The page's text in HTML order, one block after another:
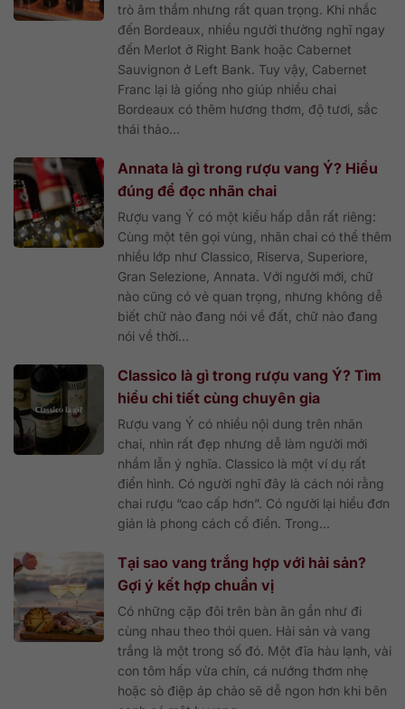
trò âm thầm nhưng rất quan trọng. Khi nhắc
đến Bordeaux, nhiều người thường nghĩ ngay
đến Merlot ở Right Bank hoặc Cabernet
Sauvignon ở Left Bank. Tuy vậy, Cabernet
Franc lại là giống nho giúp nhiều chai
Bordeaux có thêm hương thơm, độ tươi, sắc
thái thảo...
Annata là gì trong rượu vang Ý? Hiểu
đúng để đọc nhãn chai
Rượu vang Ý có một kiểu hấp dẫn rất riêng:
Cùng một tên gọi vùng, nhãn chai có thể thêm
nhiều lớp như Classico, Riserva, Superiore,
Gran Selezione, Annata. Với người mới, chữ
nào cũng có vẻ quan trọng, nhưng không dễ
biết chữ nào đang nói về đất, chữ nào đang
nói về thời...
Classico là gì trong rượu vang Ý? Tìm
hiểu chi tiết cùng chuyên gia
Rượu vang Ý có nhiều nội dung trên nhãn
chai, nhìn rất đẹp nhưng dễ làm người mới
nhầm lẫn ý nghĩa. Classico là một ví dụ rất
điển hình. Có người nghĩ đây là cách nói rằng
chai rượu “cao cấp hơn”. Có người lại hiểu đơn
giản là phong cách cổ điển. Trong...
Tại sao vang trắng hợp với hải sản?
Gợi ý kết hợp chuẩn vị
Có những cặp đôi trên bàn ăn gần như đi
cùng nhau theo thói quen. Hải sản và vang
trắng là một trong số đó. Một đĩa hàu lạnh, vài
con tôm hấp vừa chín, cá nướng thơm nhẹ
hoặc sò điệp áp chảo sẽ dễ ngon hơn khi bên